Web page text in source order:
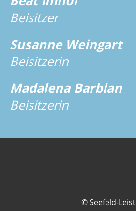
Beisitzer
Susanne Weingart
Beisitzerin
Madalena Barblan
Beisitzerin
© Seefeld-Leist